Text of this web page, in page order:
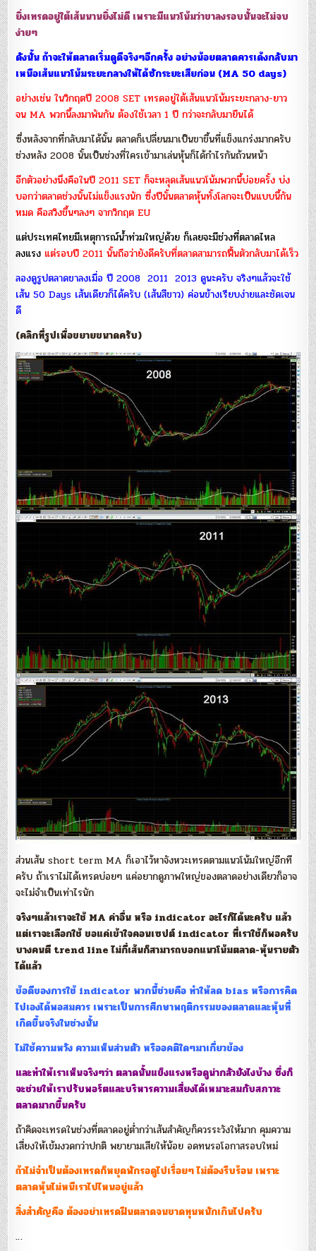
ยิ่งเทรดอยู่ใต้เส้นนานยิ่งไม่ดี เพราะมีแนวโน้มว่าขาลงรอบนั้นจะไม่จบ
ง่ายๆ
ดังนั้น ถ้าจะให้ตลาดเริ่มดูดีจริงๆอีกครั้ง อย่างน้อยตลาดควรเด้งกลับมา
เหนือเส้นแนวโน้มระยะกลางให้ได้ซักระยะเสียก่อน (MA 50 days)
อย่างเช่น ในวิกฤตปี 2008 SET เทรดอยู่ใต้เส้นแนวโน้มระยะกลาง-ยาว
จน MA พวกนี้ลงมาพันกัน ต้องใช้เวลา 1 ปี กว่าจะกลับมายืนได้
ซึ่งหลังจากที่กลับมาได้นั้น ตลาดก็เปลี่ยนมาเป็นขาขึ้นที่แข็งแกร่งมากครับ
ช่วงหลัง 2008 นั้นเป็นช่วงที่ใครเข้ามาเล่นหุ้นก็ได้กำไรกันถ้วนหน้า
อีกตัวอย่างนึงคือในปี 2011 SET ก็จะหลุดเส้นแนวโน้มพวกนี้บ่อยครั้ง บ่ง
บอกว่าตลาดช่วงนั้นไม่แข็งแรงนัก ซึ่งปีนั้นตลาดหุ้นทั้งโลกจะเป็นแบบนี้กัน
หมด คือสวิงขึ้นๆลงๆ จากวิกฤต EU
แต่ประเทศไทยมีเหตุการณ์น้ำท่วมใหญ่ด้วย ก็เลยจะมีช่วงที่ตลาดไหล
ลงแรง แต่รอบปี 2011 นั้นถือว่ายังดีครับที่ตลาดสามารถฟื้นตัวกลับมาได้เร็ว
ลองดูรูปตลาดขาลงเมื่อ ปี 2008 2011 2013 ดูนะครับ จริงๆแล้วจะใช้
เส้น 50 Days เส้นเดียวก็ได้ครับ (เส้นสีขาว) ค่อนข้างเรียบง่ายและชัดเจน
ดี
(คลิกที่รูปเพื่อขยายขนาดครับ)
ส่วนเส้น short term MA ก็เอาไว้หาจังหวะเทรดตามแนวโน้มใหญ่อีกที
ครับ ถ้าเราไม่ได้เทรดบ่อยๆ แค่อยากดูภาพใหญ่ของตลาดอย่างเดียวก็อาจ
จะไม่จำเป็นเท่าไรนัก
จริงๆแล้วเราจะใช้ MA ค่าอื่น หรือ indicator อะไรก็ได้นะครับ แล้ว
แต่เราจะเลือกใช้ ขอแค่เข้าใจคอนเซปต์ indicator ที่เราใช้ก็พอครับ
บางคนตี trend line ไม่กี่เส้นก็สามารถบอกแนวโน้มตลาด-หุ้นรายตัว
ได้แล้ว
ข้อดีของการใช้ indicator พวกนี้ช่วยคือ ทำให้ลด bias หรือการคิด
ไปเองได้พอสมควร เพราะเป็นการศึกษาพฤติกรรมของตลาดและหุ้นที่
เกิดขึ้นจริงในช่วงนั้น
ไม่ใช้ความหวัง ความเห็นส่วนตัว หรืออคติใดๆมาเกี่ยวข้อง
และทำให้เราเห็นจริงๆว่า ตลาดนั้นแข็งแรงหรือดูน่ากลัวยังไงบ้าง ซึ่งก็
จะช่วยให้เราปรับพอร์ตและบริหารความเสี่ยงได้เหมาะสมกับสภาวะ
ตลาดมากขึ้นครับ
ถ้าคิดจะเทรดในช่วงที่ตลาดอยู่ต่ำกว่าเส้นสำคัญก็ควรระวังให้มาก คุมความ
เสี่ยงให้เข้มงวดกว่าปกติ พยายามเสียให้น้อย อดทนรอโอกาสรอบใหม่
ถ้าไม่จำเป็นต้องเทรดก็หยุดพักรอดูไปเรื่อยๆ ไม่ต้องรีบร้อน เพราะ
ตลาดหุ้นไม่หนีเราไปไหนอยู่แล้ว
สิ่งสำคัญคือ ต้องอย่าเทรดฝืนตลาดจนขาดทุนหนักเกินไปครับ
…